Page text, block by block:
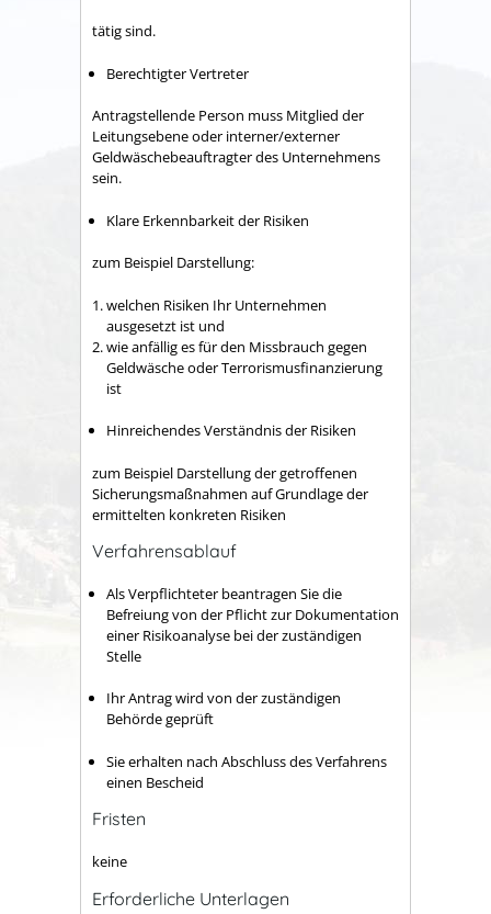
tätig sind.
Berechtigter Vertreter
Antragstellende Person muss Mitglied der
Leitungsebene oder interner/externer
Geldwäschebeauftragter des Unternehmens
sein.
Klare Erkennbarkeit der Risiken
zum Beispiel Darstellung:
welchen Risiken Ihr Unternehmen
ausgesetzt ist und
wie anfällig es für den Missbrauch gegen
Geldwäsche oder Terrorismusfinanzierung
ist
Hinreichendes Verständnis der Risiken
zum Beispiel Darstellung der getroffenen
Sicherungsmaßnahmen auf Grundlage der
ermittelten konkreten Risiken
Verfahrensablauf
Als Verpflichteter beantragen Sie die
Befreiung von der Pflicht zur Dokumentation
einer Risikoanalyse bei der zuständigen
Stelle
Ihr Antrag wird von der zuständigen
Behörde geprüft
Sie erhalten nach Abschluss des Verfahrens
einen Bescheid
Fristen
keine
Erforderliche Unterlagen